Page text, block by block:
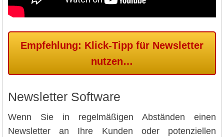
Empfehlung: Klick-Tipp für Newsletter
nutzen…
Newsletter Software
Wenn Sie in regelmäßigen Abständen einen
Newsletter an Ihre Kunden oder potenziellen